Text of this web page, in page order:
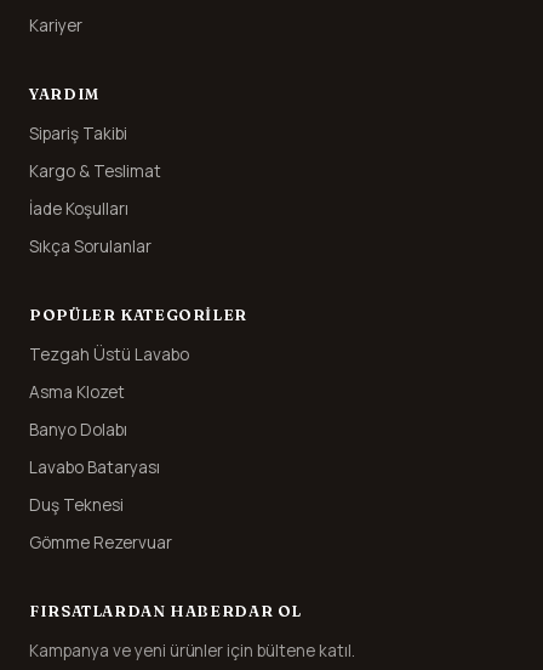
Kariyer
YARDIM
Sipariş Takibi
Kargo & Teslimat
İade Koşulları
Sıkça Sorulanlar
POPÜLER KATEGORILER
Tezgah Üstü Lavabo
Asma Klozet
Banyo Dolabı
Lavabo Bataryası
Duş Teknesi
Gömme Rezervuar
FIRSATLARDAN HABERDAR OL
Kampanya ve yeni ürünler için bültene katıl.